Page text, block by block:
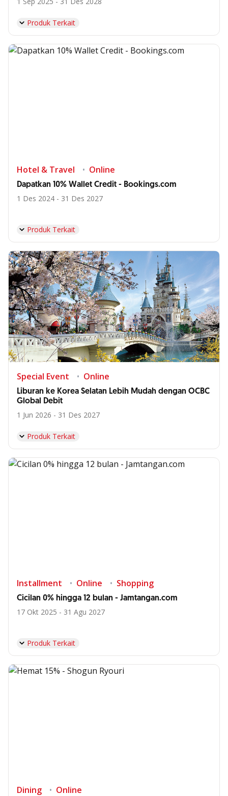
Produk Terkait
Hotel & Travel Online
Dapatkan 10% Wallet Credit - Bookings.com
1 Des 2024 - 31 Des 2027
Produk Terkait
Special Event Online
Liburan ke Korea Selatan Lebih Mudah dengan OCBC
Global Debit
1 Jun 2026 - 31 Des 2027
Produk Terkait
Installment Online Shopping
Cicilan 0% hingga 12 bulan - Jamtangan.com
17 Okt 2025 - 31 Agu 2027
Produk Terkait
Dining Online